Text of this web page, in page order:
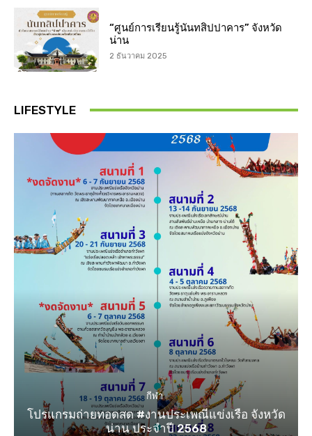
“ศูนย์การเรียนรู้นันทสิปปาคาร” จังหวัด
น่าน
2 ธันวาคม 2025
LIFESTYLE
กีฬา
โปรแกรมถ่ายทอดสด #งานประเพณีแข่งเรือ จังหวัด
น่าน ประจำปี 2568